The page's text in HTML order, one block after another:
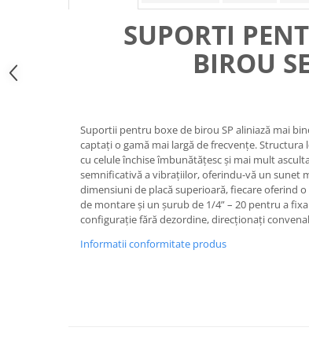
SUPORTI
BIROU
Suportii pentru boxe de birou SP aliniază mai
captați o gamă mai largă de frecvențe.
cu celule închise îmbunătățesc și mai mult
semnificativă a vibrațiilor, oferindu-vă un sunet
dimensiuni de placă superioară, fiecare oferind
de montare și un șurub de 1/4” – 20 pentru a
configurație fără dezordine, direcționați
Informatii conformitate produs